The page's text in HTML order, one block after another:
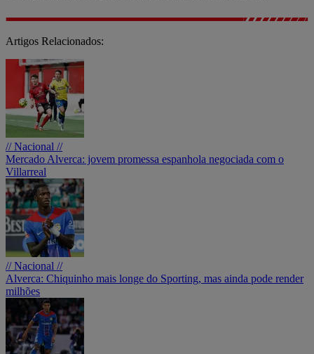
Artigos Relacionados:
// Nacional //
Mercado Alverca: jovem promessa espanhola negociada com o
Villarreal
// Nacional //
Alverca: Chiquinho mais longe do Sporting, mas ainda pode render
milhões